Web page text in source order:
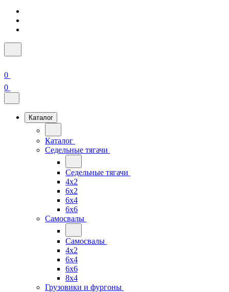
0
0
Каталог
Каталог
Седельные тягачи
Седельные тягачи
4x2
6x2
6x4
6x6
Самосвалы
Самосвалы
4x2
6x4
6x6
8x4
Грузовики и фургоны